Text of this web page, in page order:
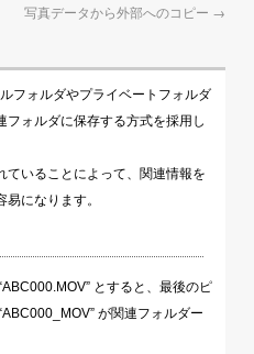
写真データから外部へのコピー →
フォルダやプライベートフォルダ
ォルダに保存する方式を採用し
ていることによって、関連情報を
になります。
とすると、最後のピ
が関連フォルダー